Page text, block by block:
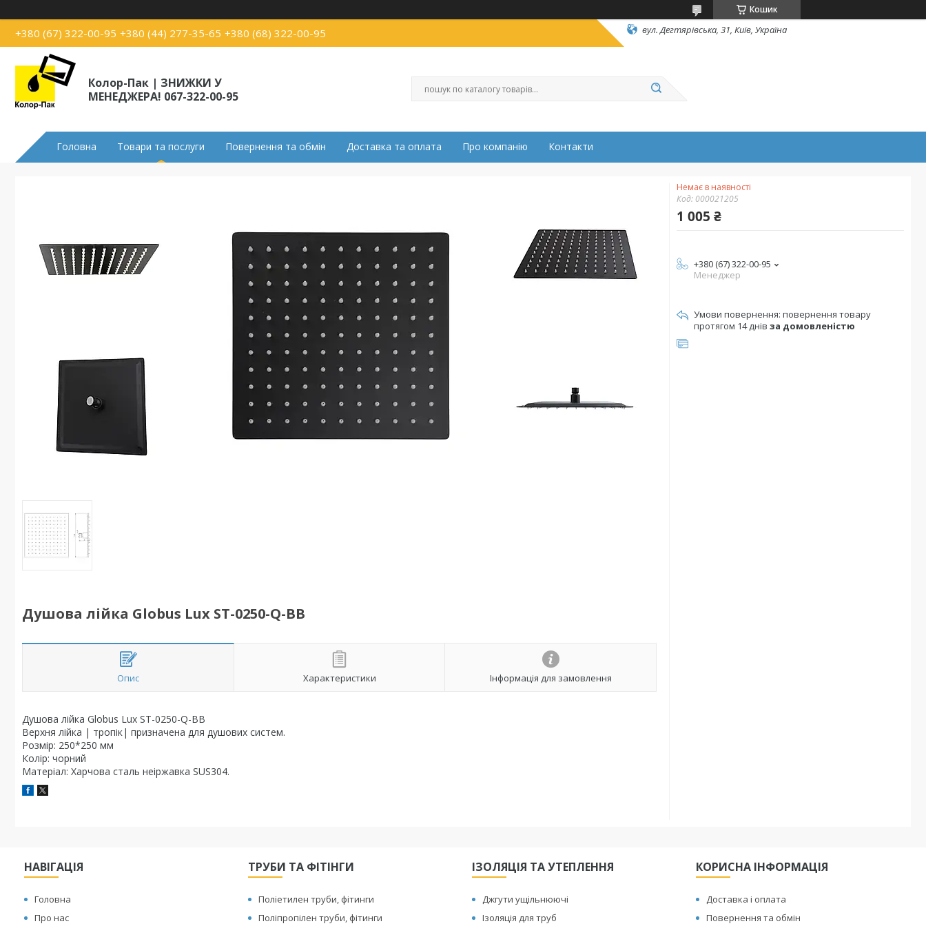
Кошик
+380 (67) 322-00-95 +380 (44) 277-35-65 +380 (68) 322-00-95 вул. Дегтярівська, 31, Київ, Україна
Колор-Пак | ЗНИЖКИ У
МЕНЕДЖЕРА! 067-322-00-95
Головна Товари та послуги Повернення та обмін Доставка та оплата Про компанію Контакти
Душова лійка Globus Lux ST-0250-Q-BB
Опис Характеристики Інформація для замовлення
Душова лійка Globus Lux ST-0250-Q-BB
Верхня лійка | тропік| призначена для душових систем.
Розмір: 250*250 мм
Колір: чорний
Матеріал: Харчова сталь неіржавка SUS304.
Немає в наявності
Код: 000021205
1 005 ₴
+380 (67) 322-00-95
Менеджер
повернення товару
протягом 14 днів за домовленістю
НАВІГАЦІЯ
Головна
Про нас
ТРУБИ ТА ФІТІНГИ
Поліетилен труби, фітинги
Поліпропілен труби, фітинги
ІЗОЛЯЦІЯ ТА УТЕПЛЕННЯ
Джгути ущільнюючі
Ізоляція для труб
КОРИСНА ІНФОРМАЦІЯ
Доставка і оплата
Повернення та обмін